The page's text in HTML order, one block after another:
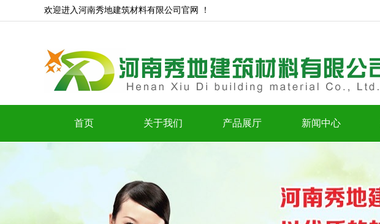
欢迎进入河南秀地建筑材料有限公司官网 ！
首页 关于我们 产品展厅 新闻中心